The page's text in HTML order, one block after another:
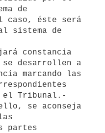
de
caso, éste será
sistema de
desarrollen a
marcando las
el Tribunal.-
partes